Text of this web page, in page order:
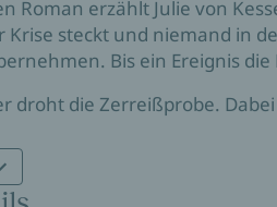
Roman erzählt Julie von
Krise steckt und niemand in
Bis ein Ereignis
droht die Zerreißprobe.
später, Mutter Maria ist
Familienfundament. Und